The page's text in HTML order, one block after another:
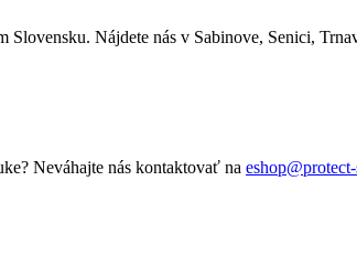
Nájdete nás v Sabinove, Senici,
Neváhajte nás kontaktovať na